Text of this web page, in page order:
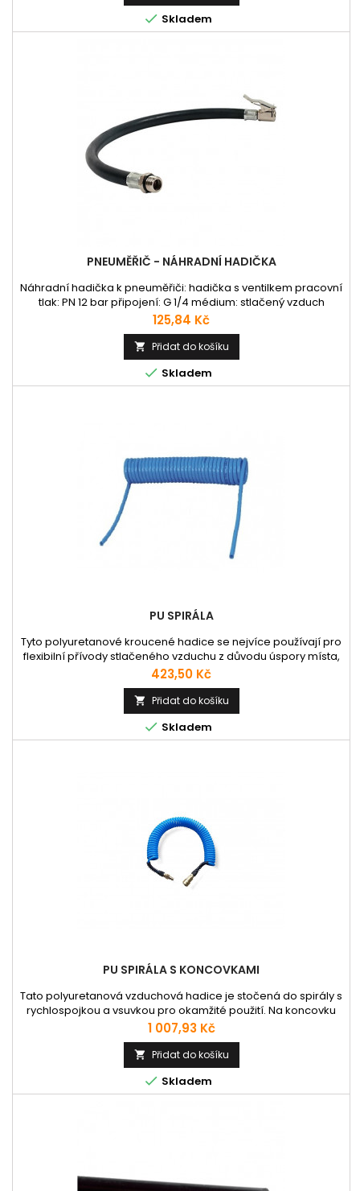
 Skladem
PNEUMĚŘIČ - NÁHRADNÍ HADIČKA
Náhradní hadička k pneuměřiči: hadička s ventilkem pracovní
tlak: PN 12 bar připojení: G 1/4 médium: stlačený vzduch
Cena
125,84 Kč
 Přidat do košíku
 Skladem
PU SPIRÁLA
Tyto polyuretanové kroucené hadice se nejvíce používají pro
flexibilní přívody stlačeného vzduchu z důvodu úspory místa,
hadice mají vlastnost smršťovat se do výchozí délky a tím po
aplikaci nepřekáží na pracovišti v natažené délce. Hadice
mají rovné zakončení pro snadné uchycení koncovky a
dobrou manipulaci, Vyznačují se velkou odolností vůči
zlomení,...
Cena
423,50 Kč
 Přidat do košíku
 Skladem
PU SPIRÁLA S KONCOVKAMI
Tato polyuretanová vzduchová hadice je stočená do spirály s
rychlospojkou a vsuvkou pro okamžité použití. Na koncovku
navazuje plastová pružina zamezující zalomení hadice a
poškození např. laku auta. Polyuretanové kroucené hadice
se nejvíce používají pro flexibilní přívody stlačeného vzduchu
z důvodu úspory místa, hadice mají vlastnost smršťovat se
do...
Cena
1 007,93 Kč
 Přidat do košíku
 Skladem